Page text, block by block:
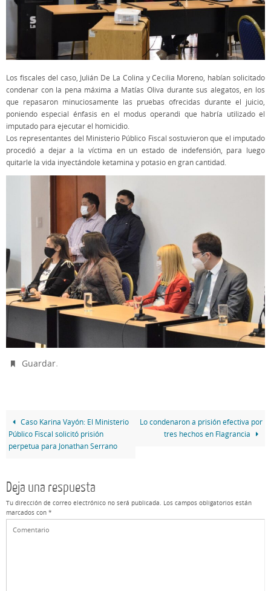
Los fiscales del caso, Julián De La Colina y Cecilia Moreno, habían solicitado
condenar con la pena máxima a Matías Oliva durante sus alegatos, en los
que repasaron minuciosamente las pruebas ofrecidas durante el juicio,
poniendo especial énfasis en el modus operandi que habría utilizado el
imputado para ejecutar el homicidio.
Los representantes del Ministerio Público Fiscal sostuvieron que el imputado
procedió a dejar a la víctima en un estado de indefensión, para luego
quitarle la vida inyectándole ketamina y potasio en gran cantidad.
Guardar.
Caso Karina Vayón: El Ministerio
Público Fiscal solicitó prisión
perpetua para Jonathan Serrano
Lo condenaron a prisión efectiva por
tres hechos en Flagrancia
Deja una respuesta
Tu dirección de correo electrónico no será publicada. Los campos obligatorios están
marcados con *